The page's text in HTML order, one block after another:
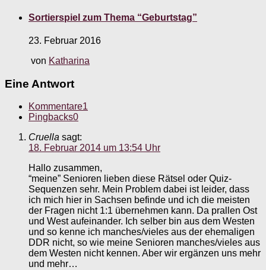
Sortierspiel zum Thema “Geburtstag”
23. Februar 2016
von Katharina
Eine Antwort
Kommentare1
Pingbacks0
Cruella sagt:
18. Februar 2014 um 13:54 Uhr
Hallo zusammen,
“meine” Senioren lieben diese Rätsel oder Quiz-
Sequenzen sehr. Mein Problem dabei ist leider, dass
ich mich hier in Sachsen befinde und ich die meisten
der Fragen nicht 1:1 übernehmen kann. Da prallen Ost
und West aufeinander. Ich selber bin aus dem Westen
und so kenne ich manches/vieles aus der ehemaligen
DDR nicht, so wie meine Senioren manches/vieles aus
dem Westen nicht kennen. Aber wir ergänzen uns mehr
und mehr…